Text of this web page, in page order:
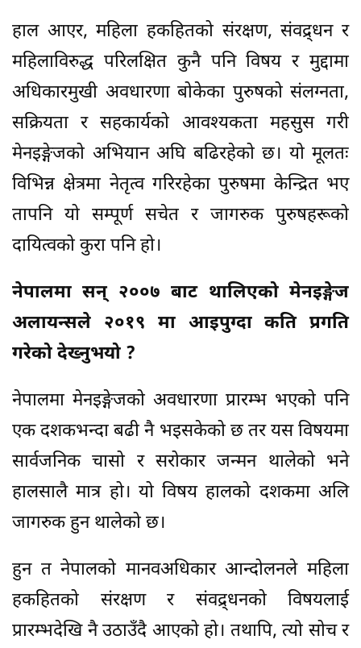
हाल आएर, महिला हकहितको संरक्षण, संवद्र्धन र
महिलाविरुद्ध परिलक्षित कुनै पनि विषय र मुद्दामा
अधिकारमुखी अवधारणा बोकेका पुरुषको संलग्नता,
सक्रियता र सहकार्यको आवश्यकता महसुस गरी
मेनइङ्गेजको अभियान अघि बढिरहेको छ। यो मूलतः
विभिन्न क्षेत्रमा नेतृत्व गरिरहेका पुरुषमा केन्द्रित भए
तापनि यो सम्पूर्ण सचेत र जागरुक पुरुषहरूको
दायित्वको कुरा पनि हो।
नेपालमा सन् २००७ बाट थालिएको मेनइङ्गेज
अलायन्सले २०१९ मा आइपुग्दा कति प्रगति
गरेको देख्नुभयो ?
नेपालमा मेनइङ्गेजको अवधारणा प्रारम्भ भएको पनि
एक दशकभन्दा बढी नै भइसकेको छ तर यस विषयमा
सार्वजनिक चासो र सरोकार जन्मन थालेको भने
हालसालै मात्र हो। यो विषय हालको दशकमा अलि
जागरुक हुन थालेको छ।
हुन त नेपालको मानवअधिकार आन्दोलनले महिला
हकहितको संरक्षण र संवद्र्धनको विषयलाई
प्रारम्भदेखि नै उठाउँदै आएको हो। तथापि, त्यो सोच र